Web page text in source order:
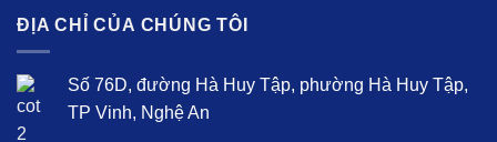
ĐỊA CHỈ CỦA CHÚNG TÔI